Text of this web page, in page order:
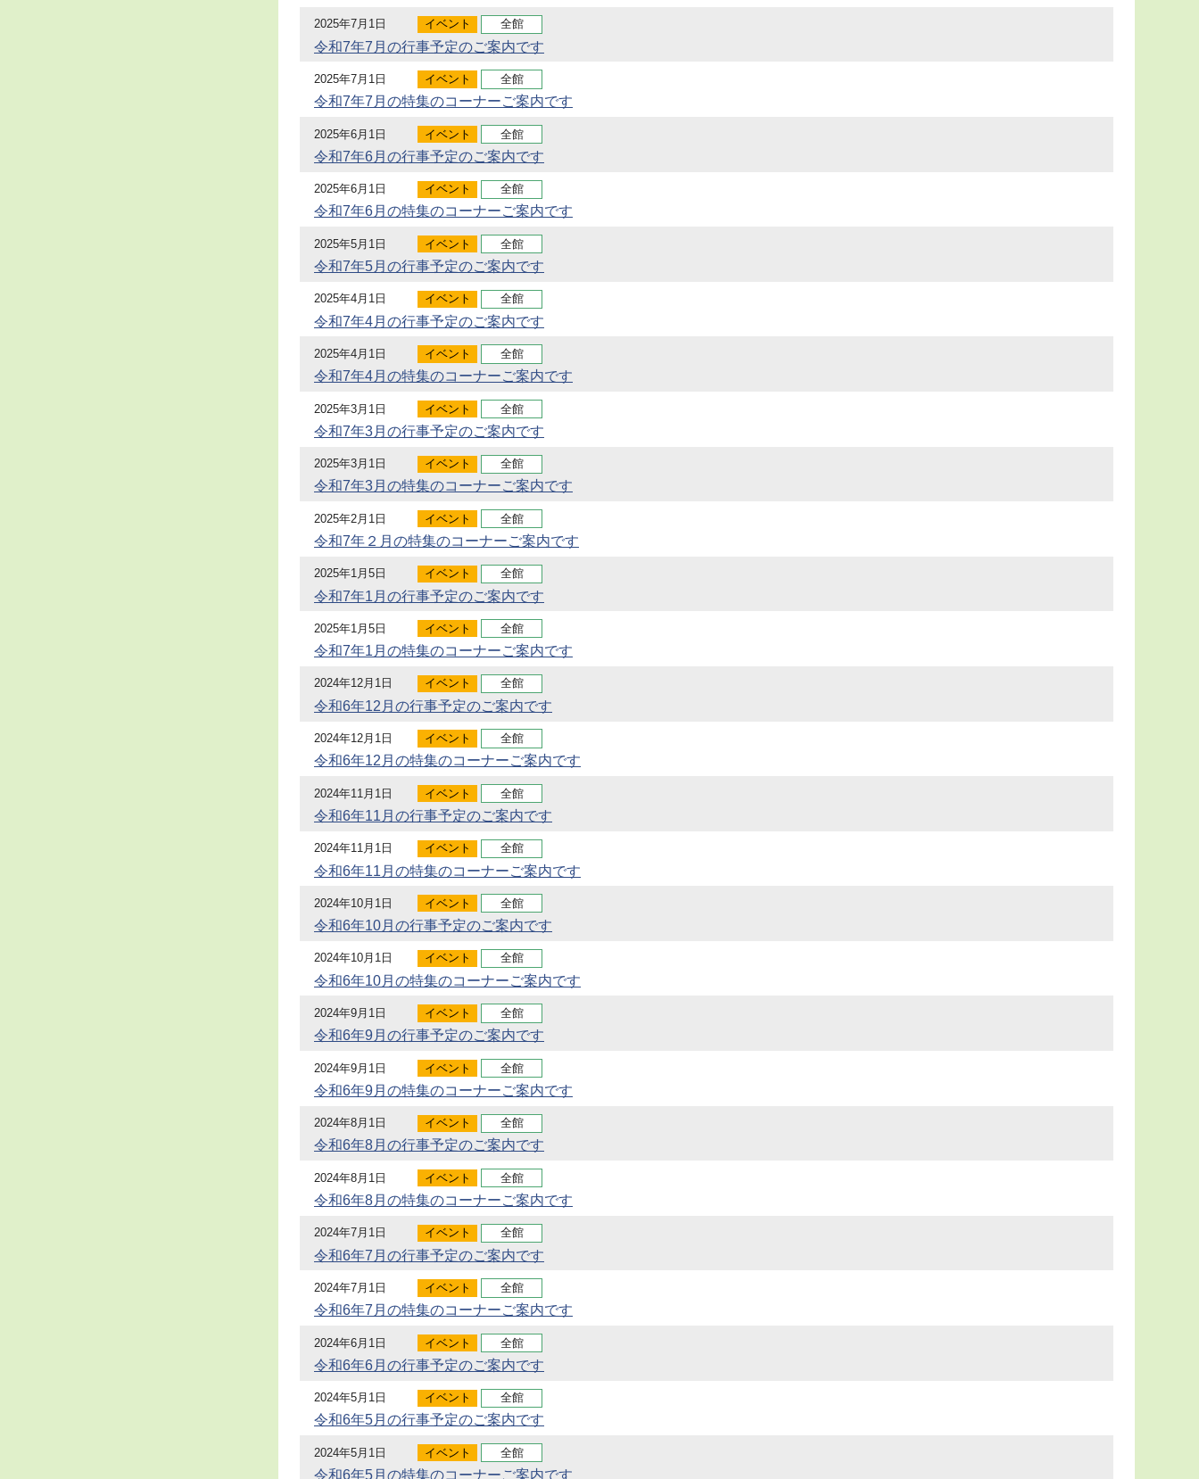
2025年7月1日 イベント 全館
令和7年7月の行事予定のご案内です
2025年7月1日 イベント 全館
令和7年7月の特集のコーナーご案内です
2025年6月1日 イベント 全館
令和7年6月の行事予定のご案内です
2025年6月1日 イベント 全館
令和7年6月の特集のコーナーご案内です
2025年5月1日 イベント 全館
令和7年5月の行事予定のご案内です
2025年4月1日 イベント 全館
令和7年4月の行事予定のご案内です
2025年4月1日 イベント 全館
令和7年4月の特集のコーナーご案内です
2025年3月1日 イベント 全館
令和7年3月の行事予定のご案内です
2025年3月1日 イベント 全館
令和7年3月の特集のコーナーご案内です
2025年2月1日 イベント 全館
令和7年２月の特集のコーナーご案内です
2025年1月5日 イベント 全館
令和7年1月の行事予定のご案内です
2025年1月5日 イベント 全館
令和7年1月の特集のコーナーご案内です
2024年12月1日 イベント 全館
令和6年12月の行事予定のご案内です
2024年12月1日 イベント 全館
令和6年12月の特集のコーナーご案内です
2024年11月1日 イベント 全館
令和6年11月の行事予定のご案内です
2024年11月1日 イベント 全館
令和6年11月の特集のコーナーご案内です
2024年10月1日 イベント 全館
令和6年10月の行事予定のご案内です
2024年10月1日 イベント 全館
令和6年10月の特集のコーナーご案内です
2024年9月1日 イベント 全館
令和6年9月の行事予定のご案内です
2024年9月1日 イベント 全館
令和6年9月の特集のコーナーご案内です
2024年8月1日 イベント 全館
令和6年8月の行事予定のご案内です
2024年8月1日 イベント 全館
令和6年8月の特集のコーナーご案内です
2024年7月1日 イベント 全館
令和6年7月の行事予定のご案内です
2024年7月1日 イベント 全館
令和6年7月の特集のコーナーご案内です
2024年6月1日 イベント 全館
令和6年6月の行事予定のご案内です
2024年5月1日 イベント 全館
令和6年5月の行事予定のご案内です
2024年5月1日 イベント 全館
令和6年5月の特集のコーナーご案内です